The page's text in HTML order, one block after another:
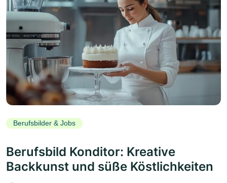
Berufsbilder & Jobs
Berufsbild Konditor: Kreative
Backkunst und süße Köstlichkeiten